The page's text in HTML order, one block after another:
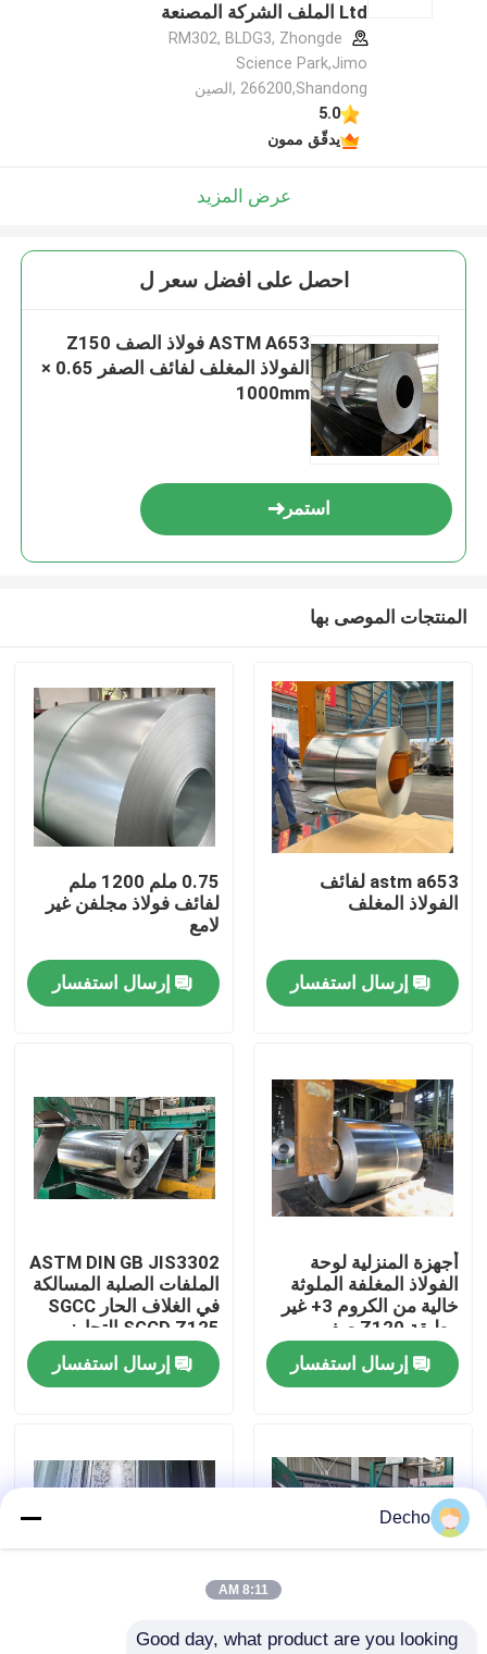
المنتجات
حولنا
مراقبة الجودة
اتصل بنا
القضايا
لفائف الصلب المطلي بالألوان
Ltd الملف الشركة المصنعة
RM302, BLDG3, Zhongde
Science Park,Jimo
266200,Shandong ,الصين
5.0
يدقّق ممون
عرض المزيد
احصل على افضل سعر ل
ASTM A653 فولاذ الصف Z150
الفولاذ المغلف لفائف الصفر 0.65 ×
1000mm
استمر
المنتجات الموصى بها
astm a653 لفائف
الفولاذ المغلف
إرسال استفسار
0.75 ملم 1200 ملم
لفائف فولاذ مجلفن غير
لامع
إرسال استفسار
أجهزة المنزلية لوحة
الفولاذ المغلفة الملوثة
خالية من الكروم 3+ غير
مطبقة Z120 صفر
سبانجل Hot Dip Steel
GI
إرسال استفسار
ASTM DIN GB JIS3302
الملفات الصلبة المسالكة
في الغلاف الحار SGCC
SGCD Z125 التجاوز
إرسال استفسار
SPCC/A653 Z80 Z180
Z90 GI Purlin C-Profile
Decho
8:11 AM
Good day, what product are you looking